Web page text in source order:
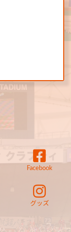
Facebook
グッズ